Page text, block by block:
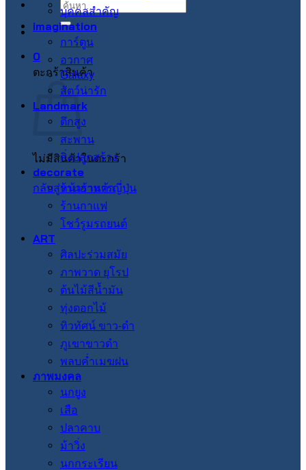
ค้นหา:
0
ตะกร้าสินค้า
ไม่มีสินค้าในตะกร้า
กลับสู่หน้าร้านค้า
บุคคลสำคัญ
imagination
การ์ตูน
อวกาศ
Galaxy
สัตว์น่ารัก
Landmark
ตึกสูง
สะพาน
สิ่งปลูกสร้าง
decorate
ร้านอาหารญี่ปุ่น
ร้านกาแฟ
โชว์รูมรถยนต์
ART
ศิลปะร่วมสมัย
ภาพวาด ยุโรป
ต้นไม้สีน้ำมัน
ทุ่งดอกไม้
ทิวทัศน์ ขาว-ดำ
ภูเขาขาวดำ
พลบค่ำเมฆฝน
ภาพมงคล
นกยูง
เสือ
ปลาคาบ
ม้าวิ่ง
นกกระเรียน